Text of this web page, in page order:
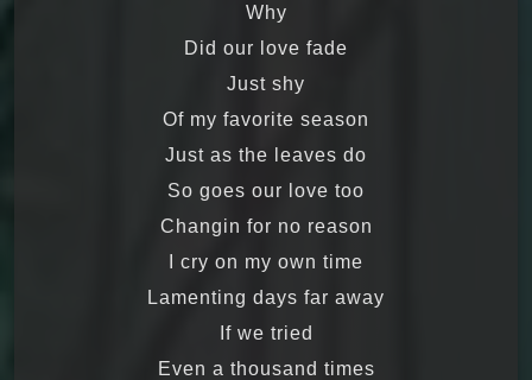
Why
Did our love fade
Just shy
Of my favorite season
Just as the leaves do
So goes our love too
Changin for no reason
I cry on my own time
Lamenting days far away
If we tried
Even a thousand times